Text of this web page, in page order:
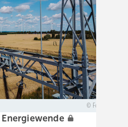
Foto: SPIE
Energiewende